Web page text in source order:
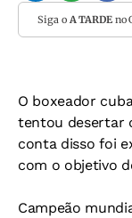
Siga o A TARDEno
O boxeador
tentou desertar
conta disso foi
com o objetivo
Campeão